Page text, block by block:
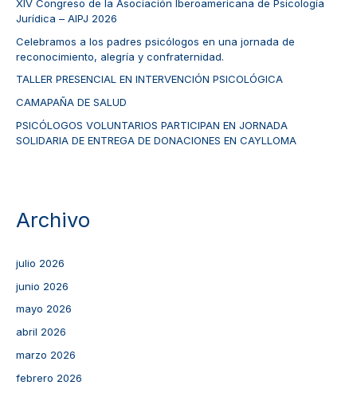
XIV Congreso de la Asociación Iberoamericana de Psicología
Jurídica – AIPJ 2026
Celebramos a los padres psicólogos en una jornada de
reconocimiento, alegría y confraternidad.
TALLER PRESENCIAL EN INTERVENCIÓN PSICOLÓGICA
CAMAPAÑA DE SALUD
PSICÓLOGOS VOLUNTARIOS PARTICIPAN EN JORNADA
SOLIDARIA DE ENTREGA DE DONACIONES EN CAYLLOMA
Archivo
julio 2026
junio 2026
mayo 2026
abril 2026
marzo 2026
febrero 2026